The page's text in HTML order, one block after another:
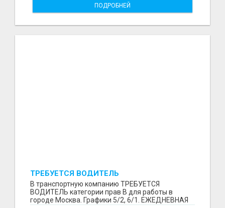
ПОДРОБНЕЙ
ТРЕБУЕТСЯ ВОДИТЕЛЬ
В транспортную компанию ТРЕБУЕТСЯ
ВОДИТЕЛЬ категории прав В для работы в
городе Москва. Графики 5/2, 6/1. ЕЖЕДНЕВНАЯ